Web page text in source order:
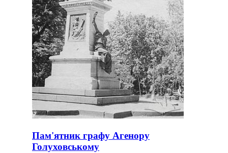
Пам'ятник графу Агенору
Голуховському